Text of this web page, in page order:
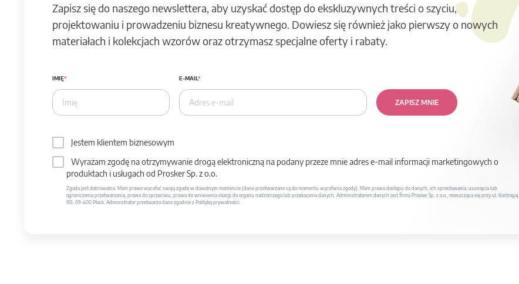
Zapisz się do naszego newslettera, aby uzyskać dostęp do ekskluzywnych treści o szyciu,
projektowaniu i prowadzeniu biznesu kreatywnego. Dowiesz się również jako pierwszy o nowych
materiałach i kolekcjach wzorów oraz otrzymasz specjalne oferty i rabaty.
IMIĘ E-MAIL
ZAPISZ MNIE
Jestem klientem biznesowym
Wyrażam zgodę na otrzymywanie drogą elektroniczną na podany przeze mnie adres e-mail informacji marketingowych o
produktach i usługach od Prosker Sp. z o.o.
Zgoda jest dobrowolna. Mam prawo wycofać swoją zgodę w dowolnym momencie (dane przetwarzane są do momentu wycofania zgody). Mam prawo dostępu do danych, ich sprostowania, usunięcia lub
ograniczenia przetwarzania, prawo do sprzeciwu, prawo do wniesienia skargi do organu nadzorczego lub przekazania danych. Administratorem danych jest firma Prosker Sp. z o.o., mieszcząca się przy ul. Kostrogaj
9D, 09-400 Płock. Administrator przetwarza dane zgodnie z Polityką prywatności.